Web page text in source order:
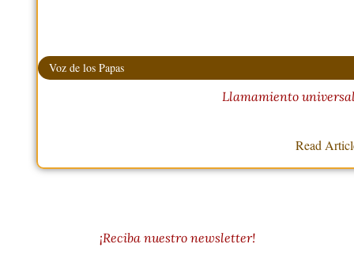
Voz de los Papas
Llamamiento
Read
¡Reciba nuestro newsletter!